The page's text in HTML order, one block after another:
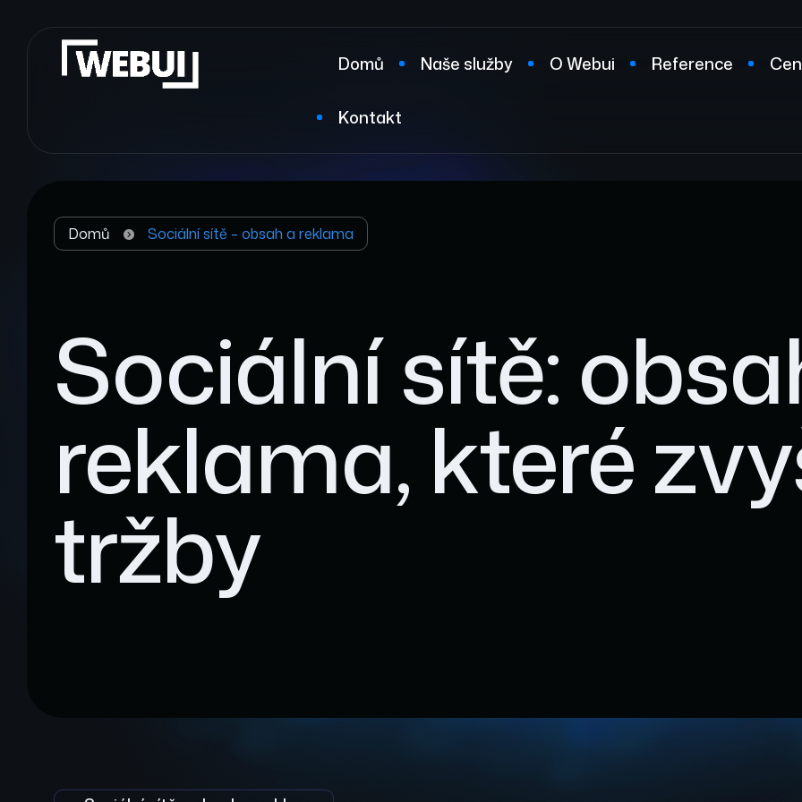
Domů Naše služby O Webui Reference
Kontakt
Domů Sociální sítě – obsah a reklama
Sociální sítě:
reklama, které
tržby